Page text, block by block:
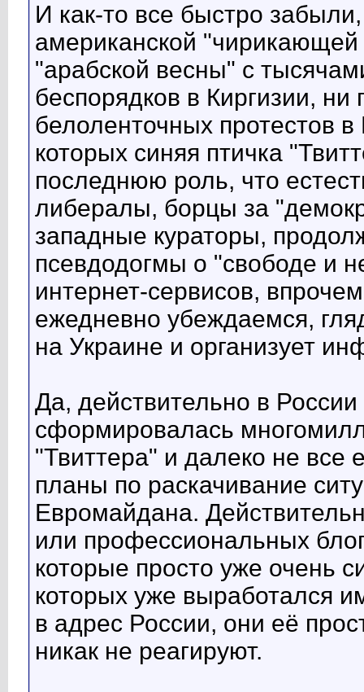
И как-то все быстро
американской "чирикающей
"арабской весны" с
беспорядков в Киргизии, ни
белоленточных протестов
которых синяя птичка
последнюю роль, что
либералы, борцы за
западные кураторы,
псевдодогмы о "свободе и
интернет-сервисов,
ежедневно убеждаемся,
на Украине и организует
Да, действительно в
сформировалась
"Твиттера" и далеко не
планы по раскачивание
Евромайдана.
или профессиональных
которые просто уже очень
которых уже выработался
в адрес России, они её
никак не реагируют.